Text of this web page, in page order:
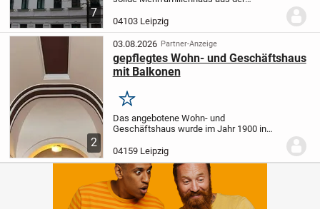
7
5 Geschosse mit einem ausbaufähigen
Dachgeschoss. Eine Wohnfläche von ca.
642 m²...
04103 Leipzig
2
03.08.2026 Partner-Anzeige
gepflegtes Wohn- und Geschäftshaus
mit Balkonen
Merken
Das angebotene Wohn- und
Geschäftshaus wurde im Jahr 1900 in
1998 umfassend kernsaniert. Seither
wurde das Objekt kontinuierlich
instandgehalten und befindet...
04159 Leipzig